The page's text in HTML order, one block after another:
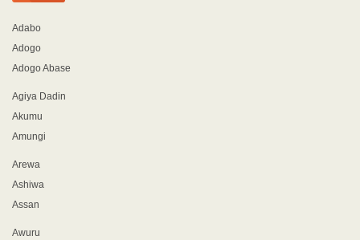
Adabo
Adogo
Adogo Abase
Agiya Dadin
Akumu
Amungi
Arewa
Ashiwa
Assan
Awuru